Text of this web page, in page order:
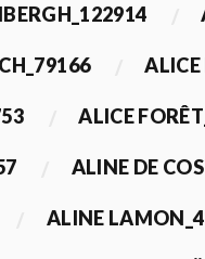
ALICE
ALINE DE
ALINE